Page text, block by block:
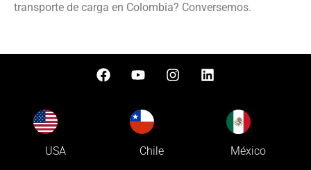
transporte de carga en Colombia? Conversemos.
USA Chile México